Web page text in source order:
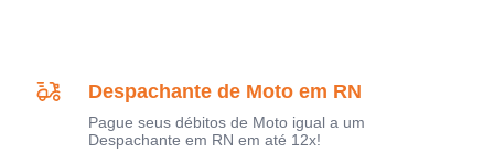
Despachante de Moto em RN
Pague seus débitos de Moto igual a um
Despachante em RN em até 12x!